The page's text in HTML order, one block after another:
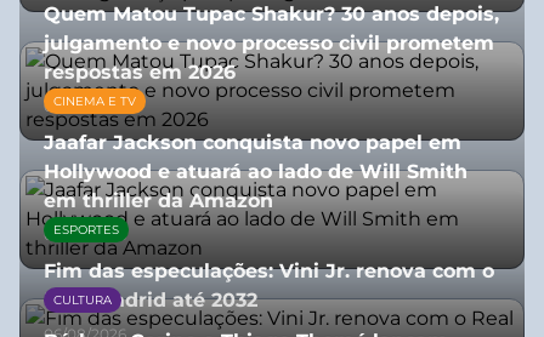
Quem Matou Tupac Shakur? 30 anos depois,
julgamento e novo processo civil prometem
respostas em 2026
05/08/2026
CINEMA E TV
Jaafar Jackson conquista novo papel em
Hollywood e atuará ao lado de Will Smith
em thriller da Amazon
06/08/2026
ESPORTES
Fim das especulações: Vini Jr. renova com o
Real Madrid até 2032
CULTURA